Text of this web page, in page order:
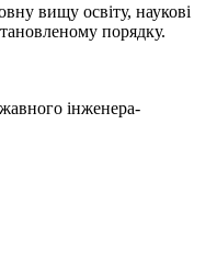
вищу освіту, наукові
порядку.
інженера-